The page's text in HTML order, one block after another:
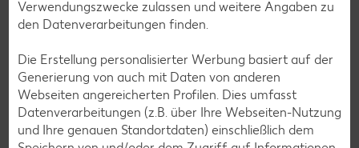
Magnesium:24 mg
Verwendungszwecke zulassen und weitere Angaben zu
den Datenverarbeitungen finden.
Die Erstellung personalisierter Werbung basiert auf der
Generierung von auch mit Daten von anderen
Webseiten angereicherten Profilen. Dies umfasst
Datenverarbeitungen (z.B. über Ihre Webseiten-Nutzung
und Ihre genauen Standortdaten) einschließlich dem